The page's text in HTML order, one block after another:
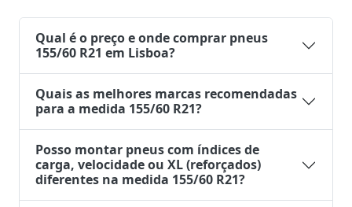
Qual é o preço e onde comprar pneus
155/60 R21 em Lisboa?
Quais as melhores marcas recomendadas
para a medida 155/60 R21?
Posso montar pneus com índices de
carga, velocidade ou XL (reforçados)
diferentes na medida 155/60 R21?